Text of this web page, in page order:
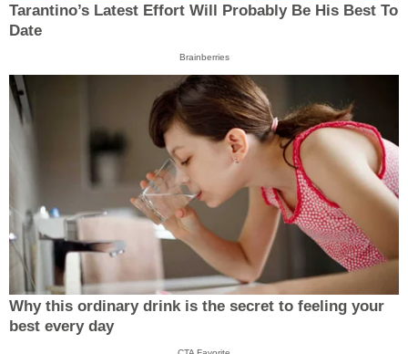
Tarantino’s Latest Effort Will Probably Be His Best To
Date
Brainberries
Why this ordinary drink is the secret to feeling your
best every day